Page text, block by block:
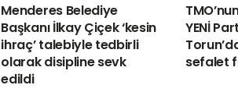
Menderes Belediye
Başkanı İlkay Çiçek ‘kesin
ihraç’ talebiyle tedbirli
olarak disipline sevk
edildi
YENİ
sefalet